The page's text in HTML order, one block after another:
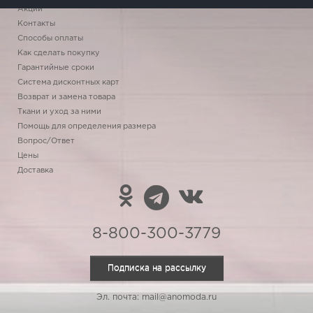
Акции
Контакты
Способы оплаты
Как сделать покупку
Гарантийные сроки
Система дисконтных карт
Возврат и замена товара
Ткани и уход за ними
Помощь для определения размера
Вопрос/Ответ
Цены
Доставка
8-800-300-3779
Подписка на рассылку
Эл. почта: mail@anomoda.ru